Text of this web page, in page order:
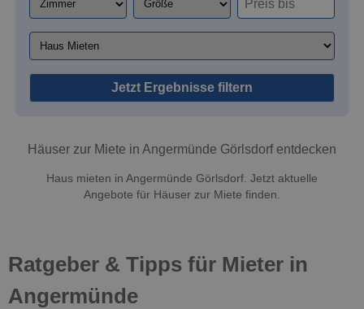
Jetzt Ergebnisse filtern
Häuser zur Miete in Angermünde Görlsdorf entdecken
Haus mieten in Angermünde Görlsdorf. Jetzt aktuelle
Angebote für Häuser zur Miete finden.
Ratgeber & Tipps für Mieter in
Angermünde